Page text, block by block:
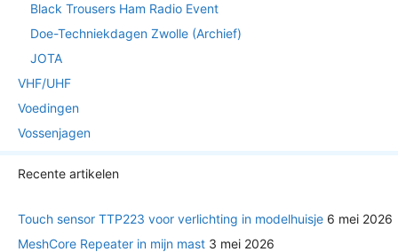
Black Trousers Ham Radio Event
Doe-Techniekdagen Zwolle (Archief)
JOTA
VHF/UHF
Voedingen
Vossenjagen
Recente artikelen
Touch sensor TTP223 voor verlichting in modelhuisje 6 mei 2026
MeshCore Repeater in mijn mast 3 mei 2026